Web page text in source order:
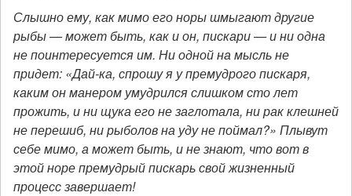
Слышно ему, как мимо его норы шмыгают другие
рыбы — может быть, как и он, пискари — и ни одна
не поинтересуется им. Ни одной на мысль не
придет: «Дай-ка, спрошу я у премудрого пискаря,
каким он манером умудрился слишком сто лет
прожить, и ни щука его не заглотала, ни рак клешней
не перешиб, ни рыболов на уду не поймал?» Плывут
себе мимо, а может быть, и не знают, что вот в
этой норе премудрый пискарь свой жизненный
процесс завершает!